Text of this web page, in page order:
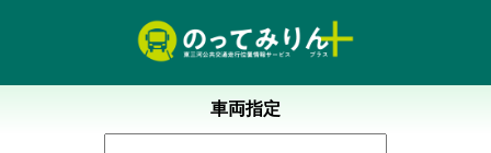
車両指定